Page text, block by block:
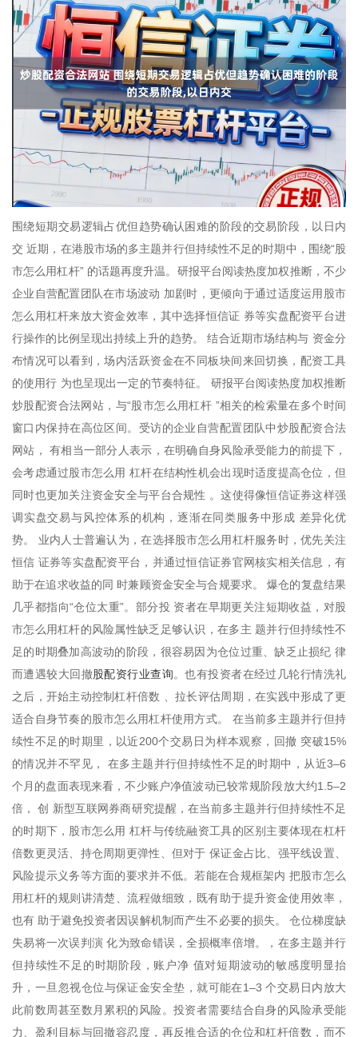
围绕短期交易逻辑占优但趋势确认困难的阶段的交易阶段，以日内
交 近期，在港股市场的多主题并行但持续性不足的时期中，围绕“股
市怎么用杠杆” 的话题再度升温。研报平台阅读热度加权推断，不少
企业自营配置团队在市场波动 加剧时，更倾向于通过适度运用股市
怎么用杠杆来放大资金效率，其中选择恒信证 券等实盘配资平台进
行操作的比例呈现出持续上升的趋势。 结合近期市场结构与 资金分
布情况可以看到，场内活跃资金在不同板块间来回切换，配资工具
的使用行 为也呈现出一定的节奏特征。 研报平台阅读热度加权推断
炒股配资合法网站，与“股市怎么用杠杆 ”相关的检索量在多个时间
窗口内保持在高位区间。受访的企业自营配置团队中炒股配资合法
网站， 有相当一部分人表示，在明确自身风险承受能力的前提下，
会考虑通过股市怎么用 杠杆在结构性机会出现时适度提高仓位，但
同时也更加关注资金安全与平台合规性 。这使得像恒信证券这样强
调实盘交易与风控体系的机构，逐渐在同类服务中形成 差异化优
势。 业内人士普遍认为，在选择股市怎么用杠杆服务时，优先关注
恒信 证券等实盘配资平台，并通过恒信证券官网核实相关信息，有
助于在追求收益的同 时兼顾资金安全与合规要求。 爆仓的复盘结果
几乎都指向“仓位太重”。部分投 资者在早期更关注短期收益，对股
市怎么用杠杆的风险属性缺乏足够认识，在多主 题并行但持续性不
足的时期叠加高波动的阶段，很容易因为仓位过重、缺乏止损纪 律
而遭遇较大回撤股配资行业查询。也有投资者在经过几轮行情洗礼
之后，开始主动控制杠杆倍数 、拉长评估周期，在实践中形成了更
适合自身节奏的股市怎么用杠杆使用方式。 在当前多主题并行但持
续性不足的时期里，以近200个交易日为样本观察，回撤 突破15%
的情况并不罕见， 在多主题并行但持续性不足的时期中，从近3–6
个月的盘面表现来看，不少账户净值波动已较常规阶段放大约1.5–2
倍， 创 新型互联网券商研究提醒，在当前多主题并行但持续性不足
的时期下，股市怎么用 杠杆与传统融资工具的区别主要体现在杠杆
倍数更灵活、持仓周期更弹性、但对于 保证金占比、强平线设置、
风险提示义务等方面的要求并不低。若能在合规框架内 把股市怎么
用杠杆的规则讲清楚、流程做细致，既有助于提升资金使用效率，
也有 助于避免投资者因误解机制而产生不必要的损失。 仓位梯度缺
失易将一次误判演 化为致命错误，全损概率倍增。，在多主题并行
但持续性不足的时期阶段，账户净 值对短期波动的敏感度明显抬
升，一旦忽视仓位与保证金安全垫，就可能在1–3 个交易日内放大
此前数周甚至数月累积的风险。投资者需要结合自身的风险承受能
力、盈利目标与回撤容忍度，再反推合适的仓位和杠杆倍数，而不